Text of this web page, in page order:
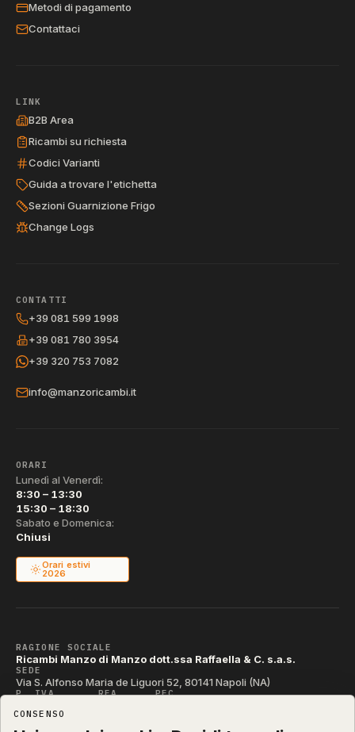
Metodi di pagamento
Contattaci
LINK
B2B Area
Ricambi su richiesta
Codici Varianti
Guida a trovare l'etichetta
Sezioni Guarnizione Frigo
Change Logs
CONTATTI
+39 081 599 1998
+39 081 780 3954
+39 320 753 7082
info@manzoricambi.it
ORARI
Lunedì al Venerdì:
8:30 – 13:30
15:30 – 18:30
Sabato e Domenica:
Chiusi
Orari estivi
2026
RAGIONE SOCIALE
Ricambi Manzo di Manzo dott.ssa Raffaella & C. s.a.s.
SEDE
Via S. Alfonso Maria de Liguori 52, 80141 Napoli (NA)
P. IVA REA PEC
CODICE SDI
T04ZHR3
CONSENSO